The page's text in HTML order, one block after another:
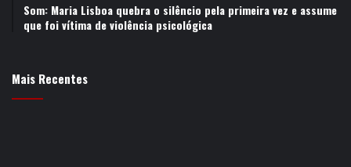
Som: Maria Lisboa quebra o silêncio pela primeira vez e assume
que foi vítima de violência psicológica
Mais Recentes